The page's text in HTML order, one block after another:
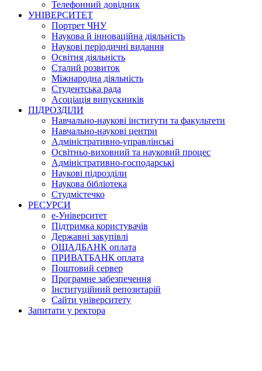
Телефонний довідник
УНІВЕРСИТЕТ
Портрет ЧНУ
Наукова й інноваційна діяльність
Наукові періодичні видання
Освітня діяльність
Сталий розвиток
Міжнародна діяльність
Студентська рада
Асоціація випускників
ПІДРОЗДІЛИ
Навчально-наукові інститути та факультети
Навчально-наукові центри
Адміністративно-управлінські
Освітньо-виховний та науковий процес
Адміністративно-господарські
Наукові підрозділи
Наукова бібліотека
Студмістечко
РЕСУРСИ
е-Університет
Підтримка користувачів
Державні закупівлі
ОЩАДБАНК оплата
ПРИВАТБАНК оплата
Поштовий сервер
Програмне забезпечення
Інституційний репозитарій
Сайти університету
Запитати у ректора